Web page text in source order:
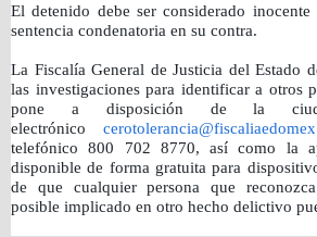
El detenido debe ser considerado
sentencia condenatoria en su contra.
La Fiscalía General de Justicia del Estado
las investigaciones para identificar a otros
pone a disposición de la
electrónico
telefónico 800 702 8770, así como la
disponible de forma gratuita para
de que cualquier persona que
posible implicado en otro hecho delictivo